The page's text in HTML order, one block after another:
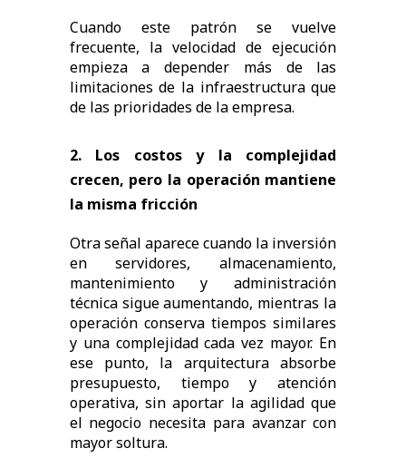
Cuando este patrón se vuelve
frecuente, la velocidad de ejecución
empieza a depender más de las
limitaciones de la infraestructura que
de las prioridades de la empresa.
2. Los costos y la complejidad
crecen, pero la operación mantiene
la misma fricción
Otra señal aparece cuando la inversión
en servidores, almacenamiento,
mantenimiento y administración
técnica sigue aumentando, mientras la
operación conserva tiempos similares
y una complejidad cada vez mayor. En
ese punto, la arquitectura absorbe
presupuesto, tiempo y atención
operativa, sin aportar la agilidad que
el negocio necesita para avanzar con
mayor soltura.